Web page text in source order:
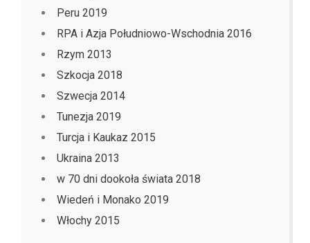
Peru 2019
RPA i Azja Południowo-Wschodnia 2016
Rzym 2013
Szkocja 2018
Szwecja 2014
Tunezja 2019
Turcja i Kaukaz 2015
Ukraina 2013
w 70 dni dookoła świata 2018
Wiedeń i Monako 2019
Włochy 2015